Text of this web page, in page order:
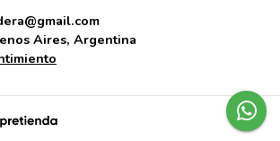
Aires, Argentina